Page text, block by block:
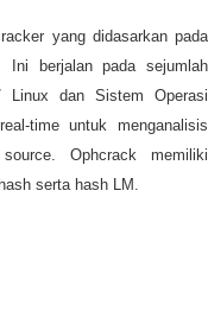
yang didasarkan pada
Ini berjalan pada sejumlah
dan Sistem Operasi
time untuk menganalisis
Ophcrack memiliki
serta hash LM.